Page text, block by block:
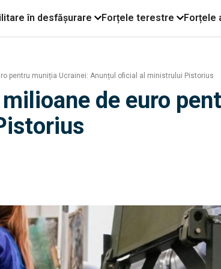
în desfășurare Forțele terestre Forțele
pentru muniția Ucrainei: Anunțul oficial al ministrului Pistorius
de euro